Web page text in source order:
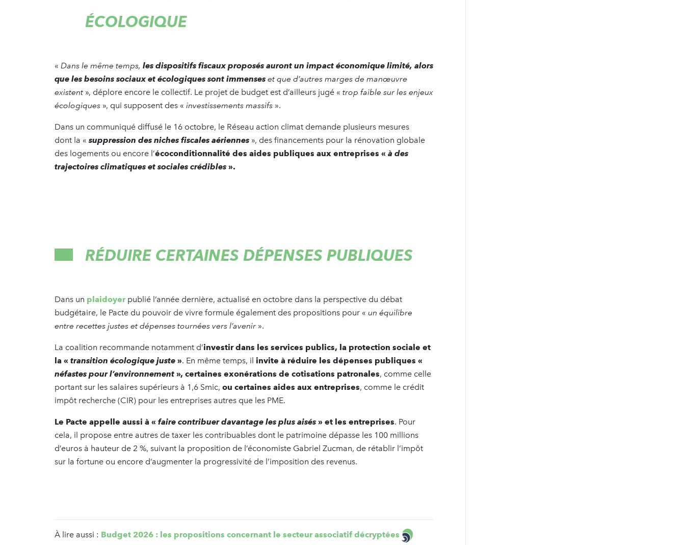
ÉCOLOGIQUE
« Dans le même temps, les dispositifs fiscaux proposés auront un impact économique limité, alors
que les besoins sociaux et écologiques sont immenses et que d’autres marges de manœuvre
existent », déplore encore le collectif. Le projet de budget est d’ailleurs jugé « trop faible sur les enjeux
écologiques », qui supposent des « investissements massifs ».
Dans un communiqué diffusé le 16 octobre, le Réseau action climat demande plusieurs mesures
dont la « suppression des niches fiscales aériennes », des financements pour la rénovation globale
des logements ou encore l’écoconditionnalité des aides publiques aux entreprises « à des
trajectoires climatiques et sociales crédibles ».
RÉDUIRE CERTAINES DÉPENSES PUBLIQUES
Dans un plaidoyerpublié l’année dernière, actualisé en octobre dans la perspective du débat
budgétaire, le Pacte du pouvoir de vivre formule également des propositions pour « un équilibre
entre recettes justes et dépenses tournées vers l’avenir ».
La coalition recommande notamment d’investir dans les services publics, la protection sociale et
la « transition écologique juste ». En même temps, il invite à réduire les dépenses publiques «
néfastes pour l’environnement », certaines exonérations de cotisations patronales, comme celle
portant sur les salaires supérieurs à 1,6 Smic, ou certaines aides aux entreprises, comme le crédit
impôt recherche (CIR) pour les entreprises autres que les PME.
Le Pacte appelle aussi à « faire contribuer davantage les plus aisés » et les entreprises. Pour
cela, il propose entre autres de taxer les contribuables dont le patrimoine dépasse les 100 millions
d’euros à hauteur de 2 %, suivant la proposition de l’économiste Gabriel Zucman, de rétablir l’impôt
sur la fortune ou encore d’augmenter la progressivité de l’imposition des revenus.
À lire aussi : Budget 2026 : les propositions concernant le secteur associatif décryptées